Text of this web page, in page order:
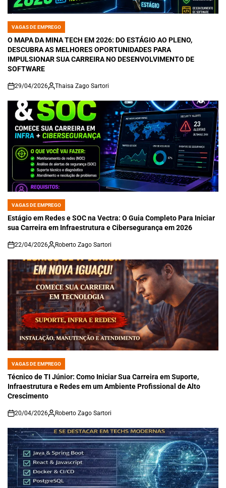
POSTED
IN
VAGAS DE EMPREGO
O MAPA DA MINA TECH EM 2026: DO ESTÁGIO AO PLENO,
DESCUBRA AS MELHORES OPORTUNIDADES PARA
IMPULSIONAR SUA CARREIRA NO DESENVOLVIMENTO DE
SOFTWARE
on
29/04/2026 Thaisa Zago Sartori
POSTED
IN
VAGAS DE EMPREGO
Estágio em Redes e SOC na Vectra: O Guia Completo Para Iniciar
sua Carreira em Infraestrutura e Cibersegurança em 2026
on
22/04/2026 Roberto Zago Sartori
POSTED
IN
VAGAS DE EMPREGO
Técnico de TI Júnior: Como Iniciar Sua Carreira em Suporte,
Infraestrutura e Redes em um Ambiente Profissional de Alto
Crescimento
on
20/04/2026 Roberto Zago Sartori